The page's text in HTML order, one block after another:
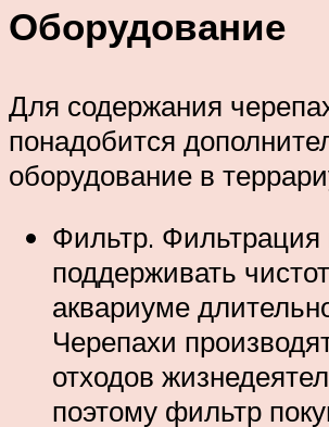
Оборудование
Для содержания
понадобится
оборудование в
Фильтр. Фильтрация
поддерживать
аквариуме
Черепахи
отходов
поэтому фильтр